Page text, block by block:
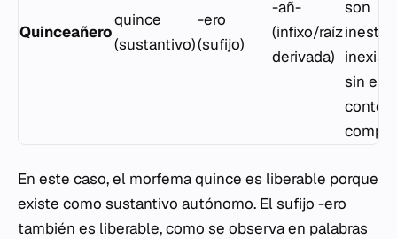
Quinceañero
quince
(sustantivo)
-ero
(sufijo)
-añ-
(infixo/raíz
derivada)
son
sin el
En este caso, el morfemaquince es liberable porque
existe como sustantivo autónomo. El sufijo -ero
también es liberable, como se observa en palabras